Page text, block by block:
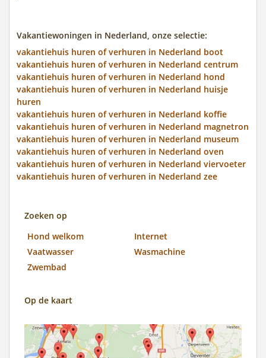
Vakantiewoningen in Nederland, onze selectie:
vakantiehuis huren of verhuren in Nederland boot
vakantiehuis huren of verhuren in Nederland centrum
vakantiehuis huren of verhuren in Nederland hond
vakantiehuis huren of verhuren in Nederland huisje
huren
vakantiehuis huren of verhuren in Nederland koffie
vakantiehuis huren of verhuren in Nederland magnetron
vakantiehuis huren of verhuren in Nederland museum
vakantiehuis huren of verhuren in Nederland oven
vakantiehuis huren of verhuren in Nederland viervoeter
vakantiehuis huren of verhuren in Nederland zee
Zoeken op
Hond welkom
Internet
Vaatwasser
Wasmachine
Zwembad
Op de kaart